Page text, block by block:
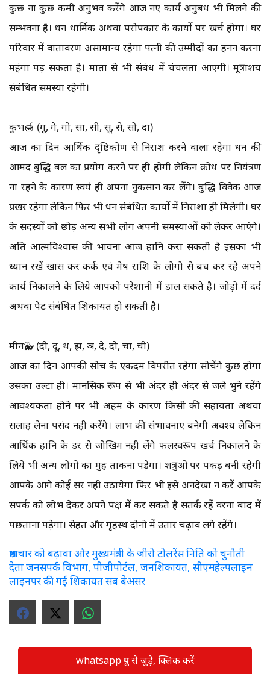
कुछ ना कुछ कमी अनुभव करेंगे आज नए कार्य अनुबंध भी मिलने की
सम्भवना है। धन धार्मिक अथवा परोपकार के कार्यो पर खर्च होगा। घर
परिवार में वातावरण असामान्य रहेगा पत्नी की उम्मीदों का हनन करना
महंगा पड़ सकता है। माता से भी संबंध में चंचलता आएगी। मूत्राशय
संबंधित समस्या रहेगी।
कुंभ🍯 (गू, गे, गो, सा, सी, सू, से, सो, दा)
आज का दिन आर्थिक दृष्टिकोण से निराश करने वाला रहेगा धन की
आमद बुद्धि बल का प्रयोग करने पर ही होगी लेकिन क्रोध पर नियंत्रण
ना रहने के कारण स्वयं ही अपना नुकसान कर लेंगे। बुद्धि विवेक आज
प्रखर रहेगा लेकिन फिर भी धन संबंधित कार्यो में निराशा ही मिलेगी। घर
के सदस्यों को छोड़ अन्य सभी लोग अपनी समस्याओं को लेकर आएंगे।
अति आत्मविश्वास की भावना आज हानि करा सकती है इसका भी
ध्यान रखें खास कर कर्क एवं मेष राशि के लोगो से बच कर रहे अपने
कार्य निकालने के लिये आपको परेशानी में डाल सकते है। जोड़ो में दर्द
अथवा पेट संबंधित शिकायत हो सकती है।
मीन🐳 (दी, दू, थ, झ, ञ, दे, दो, चा, ची)
आज का दिन आपकी सोच के एकदम विपरीत रहेगा सोचेंगे कुछ होगा
उसका उल्टा ही। मानसिक रूप से भी अंदर ही अंदर से जले भुने रहेंगे
आवश्यकता होने पर भी अहम के कारण किसी की सहायता अथवा
सलाह लेना पसंद नही करेंगे। लाभ की संभावनाए बनेगी अवश्य लेकिन
आर्थिक हानि के डर से जोखिम नही लेंगे फलस्वरूप खर्च निकालने के
लिये भी अन्य लोगो का मुह ताकना पड़ेगा। शत्रुओ पर पकड़ बनी रहेगी
आपके आगे कोई सर नही उठायेगा फिर भी इसे अनदेखा न करें आपके
संपर्क को लोभ देकर अपने पक्ष में कर सकते है सतर्क रहें वरना बाद में
पछताना पड़ेगा। सेहत और गृहस्थ दोनो में उतार चढ़ाव लगे रहेंगे।
भ्रष्टाचार को बढ़ावा और मुख्यमंत्री के जीरो टोलरेंस निति को चुनौती
देता जनसंपर्क विभाग, पीजीपोर्टल, जनशिकायत, सीएमहेल्पलाइन
लाइनपर की गई शिकायत सब बेअसर
whatsapp ग्रुप से जुड़े, क्लिक करें